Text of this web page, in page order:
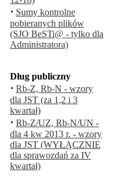
· Sumy kontrolne
pobieranych plików
(SJO BeSTi@ - tylko dla
Administratora)
Dług publiczny
· Rb-Z, Rb-N - wzory
dla JST (za 1,2 i 3
kwartał)
· Rb-Z/UZ, Rb-N/UN -
dla 4 kw 2013 r. - wzory
dla JST (WYŁĄCZNIE
dla sprawozdań za IV
kwartał)